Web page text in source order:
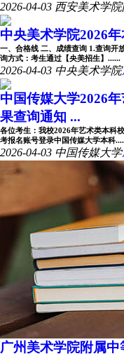
2026-04-03 西安美术学
中央美术学院2026
一、合格线 二、成绩查询 1.查询开
询方式：考生通过【央美招生】......
2026-04-03 中央美术学院
中国传媒大学2026
果查询通知 ...
各位考生：我校2026年艺术类本科
考报名账号登录中国传媒大学本科
2026-04-03 中国传媒大学
广州美术学院附属